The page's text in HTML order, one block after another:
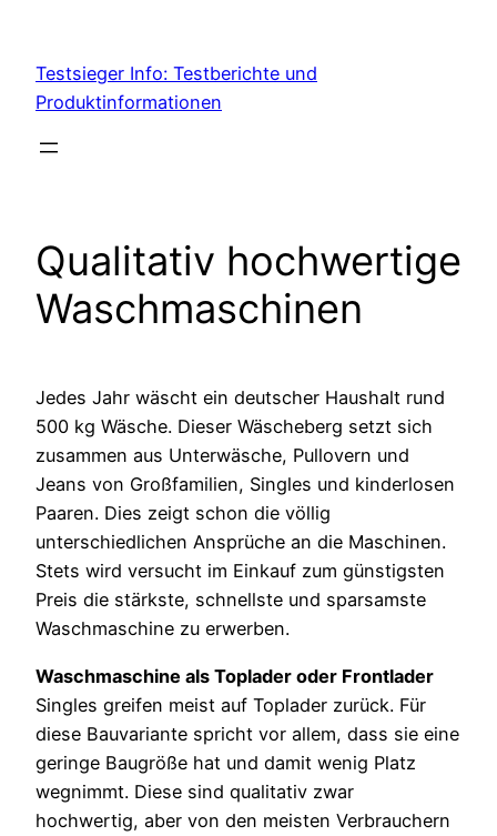
content
Testsieger Info: Testberichte und
Produktinformationen
Qualitativ hochwertige
Waschmaschinen
Jedes Jahr wäscht ein deutscher Haushalt rund
500 kg Wäsche. Dieser Wäscheberg setzt sich
zusammen aus Unterwäsche, Pullovern und
Jeans von Großfamilien, Singles und kinderlosen
Paaren. Dies zeigt schon die völlig
unterschiedlichen Ansprüche an die Maschinen.
Stets wird versucht im Einkauf zum günstigsten
Preis die stärkste, schnellste und sparsamste
Waschmaschine zu erwerben.
Waschmaschine als Toplader oder Frontlader
Singles greifen meist auf Toplader zurück. Für
diese Bauvariante spricht vor allem, dass sie eine
geringe Baugröße hat und damit wenig Platz
wegnimmt. Diese sind qualitativ zwar
hochwertig, aber von den meisten Verbrauchern